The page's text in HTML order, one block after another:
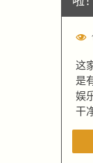
这
是
娱
干